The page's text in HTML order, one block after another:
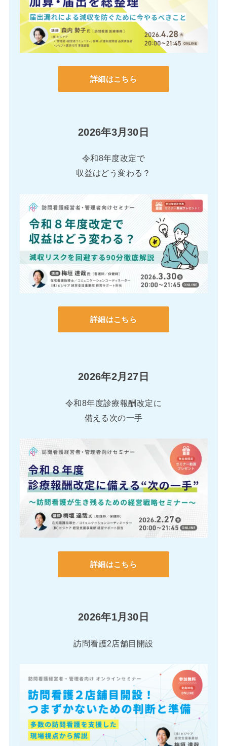
詳細はこちら
2026年3月30日
令和8年度改定で
収益はどう変わる？
詳細はこちら
2026年2月27日
令和8年度診療報酬改定に
備える次の一手
詳細はこちら
2026年1月30日
訪問看護2店舗目開設